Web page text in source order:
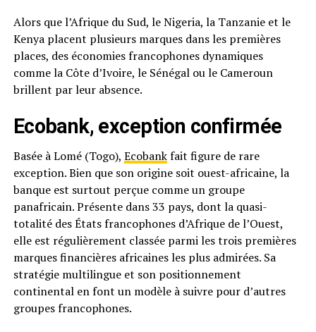
Alors que l’Afrique du Sud, le Nigeria, la Tanzanie et le
Kenya placent plusieurs marques dans les premières
places, des économies francophones dynamiques
comme la Côte d’Ivoire, le Sénégal ou le Cameroun
brillent par leur absence.
Ecobank, exception confirmée
Basée à Lomé (Togo), Ecobankfait figure de rare
exception. Bien que son origine soit ouest-africaine, la
banque est surtout perçue comme un groupe
panafricain. Présente dans 33 pays, dont la quasi-
totalité des États francophones d’Afrique de l’Ouest,
elle est régulièrement classée parmi les trois premières
marques financières africaines les plus admirées. Sa
stratégie multilingue et son positionnement
continental en font un modèle à suivre pour d’autres
groupes francophones.